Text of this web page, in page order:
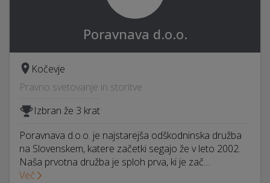
Poravnava d.o.o.
Kočevje
Pravno svetovanje in storitve
Izbran že 3 krat
Poravnava d.o.o. je najstarejša odškodninska družba
na Slovenskem, katere začetki segajo že v leto 2002.
Naša prvotna družba je sploh prva, ki je zač…
Več